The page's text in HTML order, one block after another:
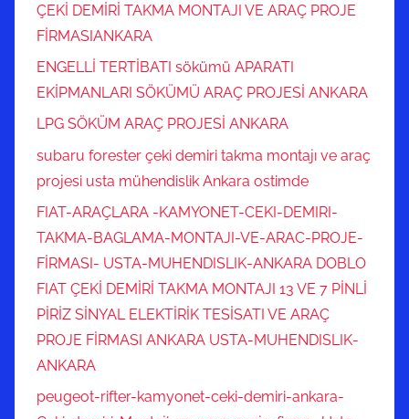
ÇEKİ DEMİRİ TAKMA MONTAJI VE ARAÇ PROJE
FİRMASIANKARA
ENGELLİ TERTİBATI sökümü APARATI
EKİPMANLARI SÖKÜMÜ ARAÇ PROJESİ ANKARA
LPG SÖKÜM ARAÇ PROJESİ ANKARA
subaru forester çeki demiri takma montajı ve araç
projesi usta mühendislik Ankara ostimde
FIAT-ARAÇLARA -KAMYONET-CEKI-DEMIRI-
TAKMA-BAGLAMA-MONTAJI-VE-ARAC-PROJE-
FİRMASI- USTA-MUHENDISLIK-ANKARA DOBLO
FIAT ÇEKİ DEMİRİ TAKMA MONTAJI 13 VE 7 PİNLİ
PİRİZ SİNYAL ELEKTİRİK TESİSATI VE ARAÇ
PROJE FİRMASI ANKARA USTA-MUHENDISLIK-
ANKARA
peugeot-rifter-kamyonet-ceki-demiri-ankara-